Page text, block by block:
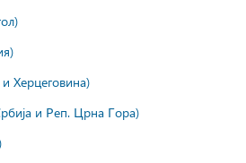
Херцеговина)
и Реп. Црна Гора)